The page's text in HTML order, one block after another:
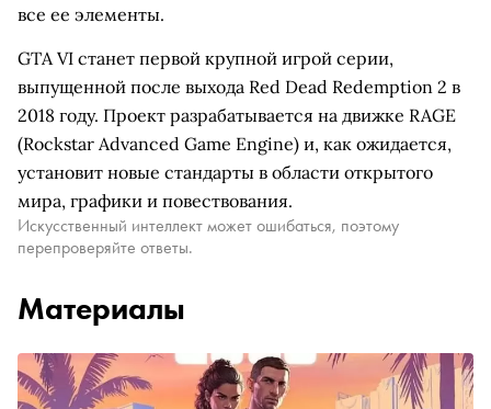
все ее элементы.
GTA VI станет первой крупной игрой серии,
выпущенной после выхода Red Dead Redemption 2 в
2018 году. Проект разрабатывается на движке RAGE
(Rockstar Advanced Game Engine) и, как ожидается,
установит новые стандарты в области открытого
мира, графики и повествования.
Искусственный интеллект может ошибаться, поэтому
перепроверяйте ответы.
Материалы